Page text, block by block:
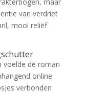
van verdriet
mooi reliëf
voelde de roman
online
verbonden